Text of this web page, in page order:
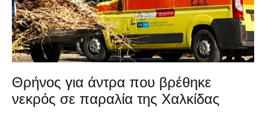
Θρήνος για άντρα που βρέθηκε
νεκρός σε παραλία της Χαλκίδας